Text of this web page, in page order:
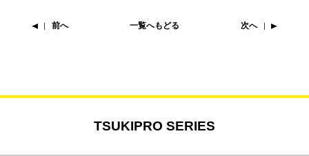
前へ 一覧へもどる 次へ
TSUKIPRO SERIES